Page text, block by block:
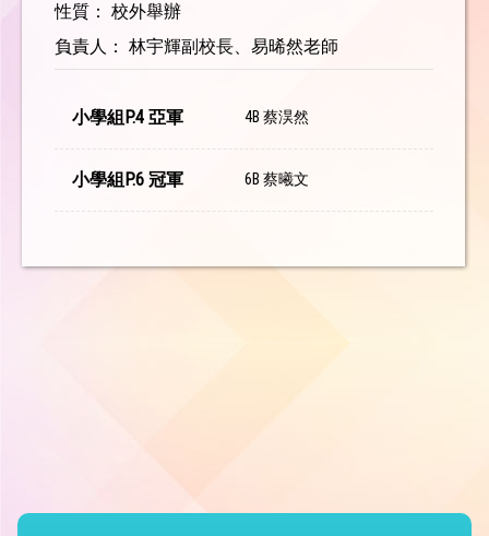
性質： 校外舉辦
負責人： 林宇輝副校長、易晞然老師
小學組P.4 亞軍 4B 蔡淏然
小學組P.6 冠軍 6B 蔡曦文